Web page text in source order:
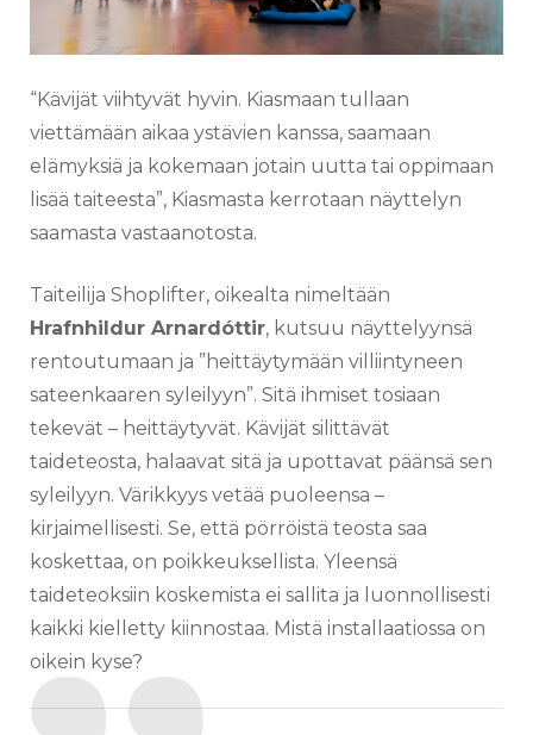
“Kävijät viihtyvät hyvin. Kiasmaan tullaan
viettämään aikaa ystävien kanssa, saamaan
elämyksiä ja kokemaan jotain uutta tai oppimaan
lisää taiteesta”, Kiasmasta kerrotaan näyttelyn
saamasta vastaanotosta.
Taiteilija Shoplifter, oikealta nimeltään
Hrafnhildur Arnardóttir, kutsuu näyttelyynsä
rentoutumaan ja ”heittäytymään villiintyneen
sateenkaaren syleilyyn”. Sitä ihmiset tosiaan
tekevät – heittäytyvät. Kävijät silittävät
taideteosta, halaavat sitä ja upottavat päänsä sen
syleilyyn. Värikkyys vetää puoleensa –
kirjaimellisesti. Se, että pörröistä teosta saa
koskettaa, on poikkeuksellista. Yleensä
taideteoksiin koskemista ei sallita ja luonnollisesti
kaikki kielletty kiinnostaa. Mistä installaatiossa on
oikein kyse?